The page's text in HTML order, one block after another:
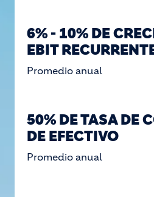
6% - 10% DE
EBIT
Promedio anual
50% DE TASA DE
DE EFECTIVO
Promedio anual